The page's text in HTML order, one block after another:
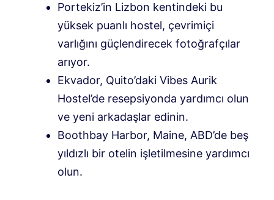
Portekiz’in Lizbon kentindeki bu
yüksek puanlı hostel, çevrimiçi
varlığını güçlendirecek fotoğrafçılar
arıyor.
Ekvador, Quito’daki Vibes Aurik
Hostel’de resepsiyonda yardımcı olun
ve yeni arkadaşlar edinin.
Boothbay Harbor, Maine, ABD’de beş
yıldızlı bir otelin işletilmesine yardımcı
olun.